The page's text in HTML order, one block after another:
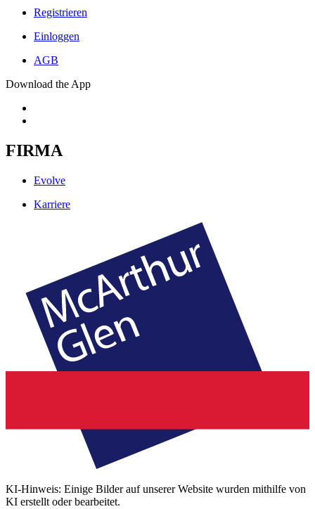
Registrieren
Einloggen
AGB
Download the App
FIRMA
Evolve
Karriere
KI-Hinweis: Einige Bilder auf unserer Website wurden mithilfe von
KI erstellt oder bearbeitet.